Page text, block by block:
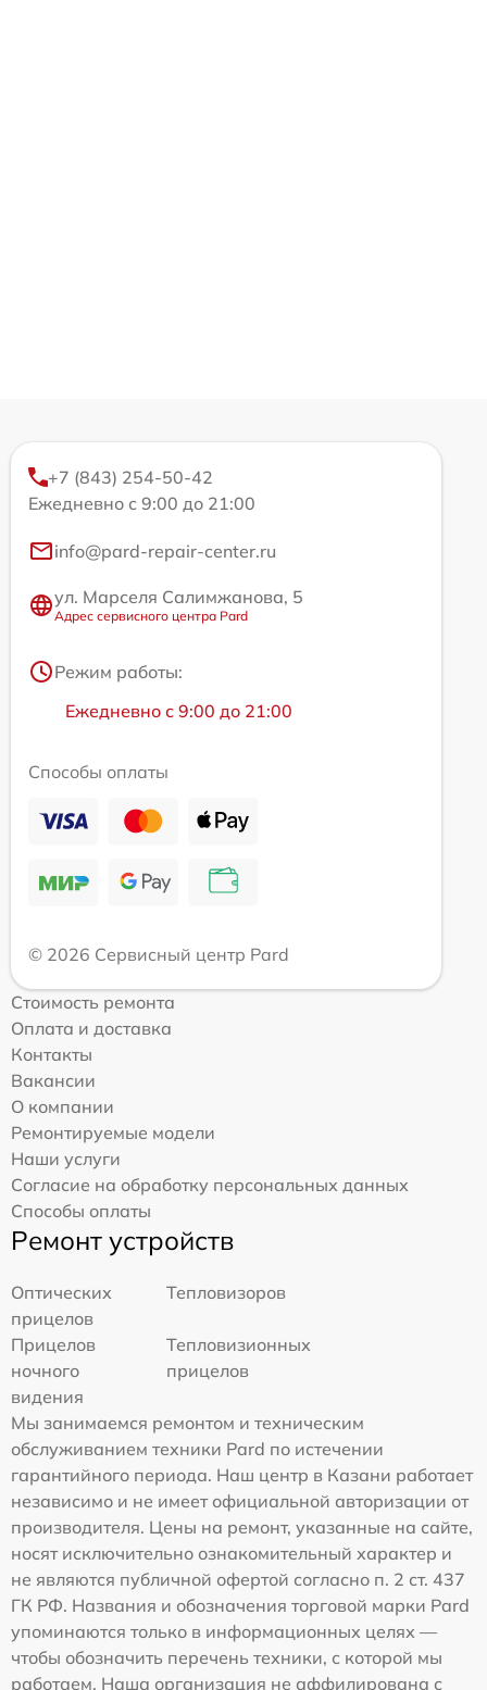
+7 (843) 254-50-42
Ежедневно с 9:00 до 21:00
info@pard-repair-center.ru
ул. Марселя Салимжанова, 5
Адрес сервисного центра Pard
Режим работы:
Ежедневно с 9:00 до 21:00
Способы оплаты
© 2026 Сервисный центр Pard
Стоимость ремонта
Оплата и доставка
Контакты
Вакансии
О компании
Ремонтируемые модели
Наши услуги
Согласие на обработку персональных данных
Способы оплаты
Ремонт устройств
Оптических
прицелов
Тепловизоров
Прицелов
ночного
видения
Тепловизионных
прицелов
Мы занимаемся ремонтом и техническим
обслуживанием техники Pard по истечении
гарантийного периода. Наш центр в Казани работает
независимо и не имеет официальной авторизации от
производителя. Цены на ремонт, указанные на сайте,
носят исключительно ознакомительный характер и
не являются публичной офертой согласно п. 2 ст. 437
ГК РФ. Названия и обозначения торговой марки Pard
упоминаются только в информационных целях —
чтобы обозначить перечень техники, с которой мы
работаем. Наша организация не аффилирована с